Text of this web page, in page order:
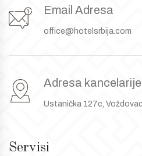
Servisi
Email Adresa
office@hotelsrbija.com
Adresa kancelarije
Ustanička 127c,